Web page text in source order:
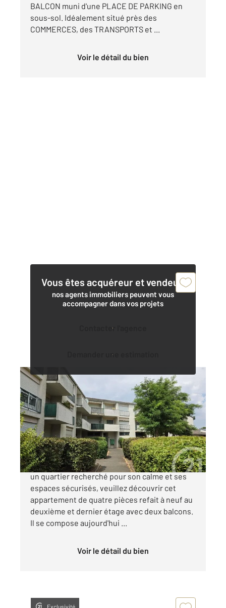
BALCON muni d'une PLACE DE PARKING en
sous-sol. Idéalement situé près des
COMMERCES, des TRANSPORTS et ...
Voir le détail du bien
Vous êtes acquéreur et vendeur,
nos agents immobiliers peuvent vous
accompagner dans vos projets
Contacter l'agence
Demander une estimation
ST OUEN L AUMONE 95
81,05 m
, 4 pièces
Ref : 677760
Appartement F4 à vendre
245 000 €
SAINT OUEN L'AUMONE LES BOURSEAUX Dans
un quartier recherché pour son calme et ses
espaces sécurisés, veuillez découvrir cet
appartement de quatre pièces refait à neuf au
deuxième et dernier étage avec deux balcons.
Il se compose aujourd'hui ...
Voir le détail du bien